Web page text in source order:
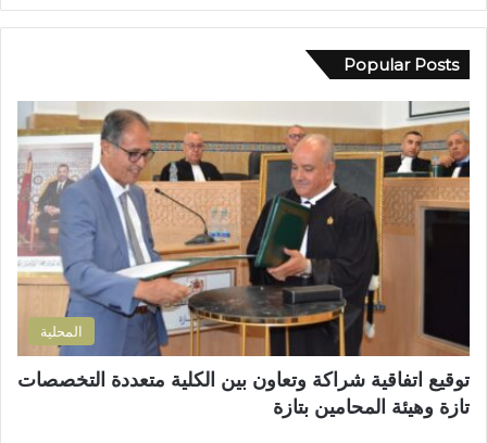
د
ط
ل
ب
إ
ل
ط
ر
ي
ر
ك
ا
ل
إ
ل
ك
Popular Posts
المحلية
توقيع اتفاقية شراكة وتعاون بين الكلية متعددة التخصصات
تازة وهيئة المحامين بتازة